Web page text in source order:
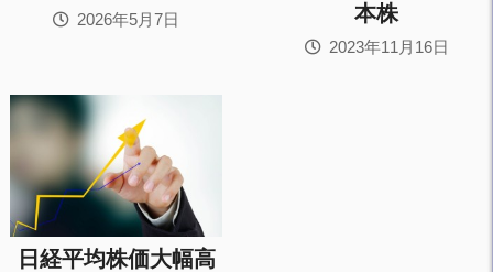
2026年5月7日
本株
2023年11月16日
日経平均株価大幅高